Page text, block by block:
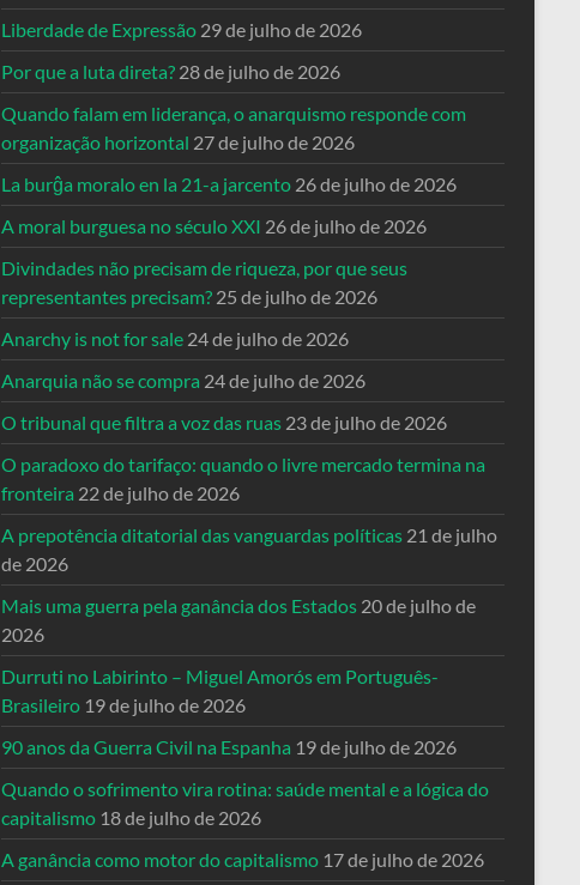
Liberdade de Expressão 29 de julho de 2026
Por que a luta direta? 28 de julho de 2026
Quando falam em liderança, o anarquismo responde com
organização horizontal 27 de julho de 2026
La burĝa moralo en la 21-a jarcento 26 de julho de 2026
A moral burguesa no século XXI 26 de julho de 2026
Divindades não precisam de riqueza, por que seus
representantes precisam? 25 de julho de 2026
Anarchy is not for sale 24 de julho de 2026
Anarquia não se compra 24 de julho de 2026
O tribunal que filtra a voz das ruas 23 de julho de 2026
O paradoxo do tarifaço: quando o livre mercado termina na
fronteira 22 de julho de 2026
A prepotência ditatorial das vanguardas políticas 21 de julho
de 2026
Mais uma guerra pela ganância dos Estados 20 de julho de
2026
Durruti no Labirinto – Miguel Amorós em Português-
Brasileiro 19 de julho de 2026
90 anos da Guerra Civil na Espanha 19 de julho de 2026
Quando o sofrimento vira rotina: saúde mental e a lógica do
capitalismo 18 de julho de 2026
A ganância como motor do capitalismo 17 de julho de 2026